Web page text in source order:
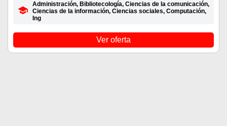
Administración, Bibliotecología, Ciencias de la comunicación,
Ciencias de la información, Ciencias sociales, Computación,
Ing
Ver oferta